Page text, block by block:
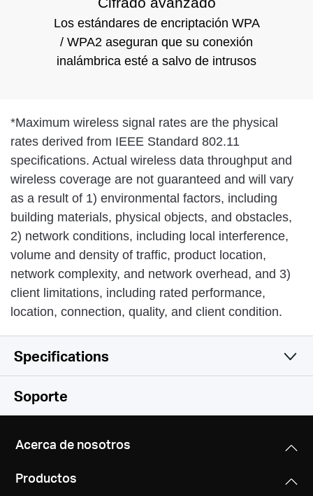
Los estándares de encriptación WPA
/ WPA2 aseguran que su conexión
inalámbrica esté a salvo de intrusos
*Maximum wireless signal rates are the physical
rates derived from IEEE Standard 802.11
specifications. Actual wireless data throughput and
wireless coverage are not guaranteed and will vary
as a result of 1) environmental factors, including
building materials, physical objects, and obstacles,
2) network conditions, including local interference,
volume and density of traffic, product location,
network complexity, and network overhead, and 3)
client limitations, including rated performance,
location, connection, quality, and client condition.
Specifications
Wireless
IEEE 802.11n, IEEE 802.11g, IEEE 802.11b
Frequency
Dynamic IP/Static IP/PPPoE/L2TP/PPTP
Soporte
Acerca de nosotros
Productos